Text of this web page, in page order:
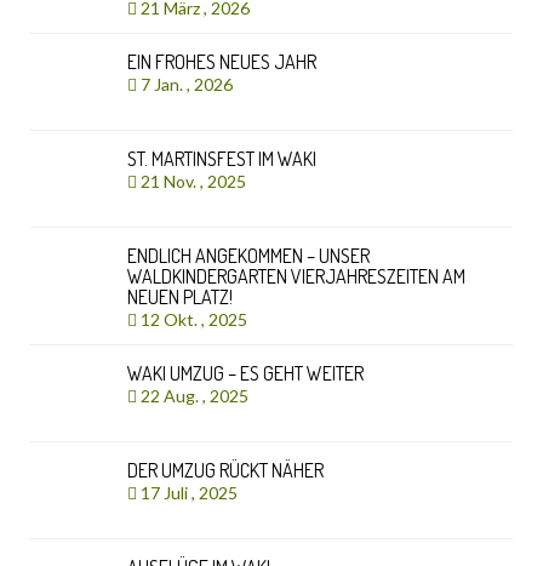
21 März , 2026
EIN FROHES NEUES JAHR
7 Jan. , 2026
ST. MARTINSFEST IM WAKI
21 Nov. , 2025
ENDLICH ANGEKOMMEN – UNSER
WALDKINDERGARTEN VIERJAHRESZEITEN AM
NEUEN PLATZ!
12 Okt. , 2025
WAKI UMZUG – ES GEHT WEITER
22 Aug. , 2025
DER UMZUG RÜCKT NÄHER
17 Juli , 2025